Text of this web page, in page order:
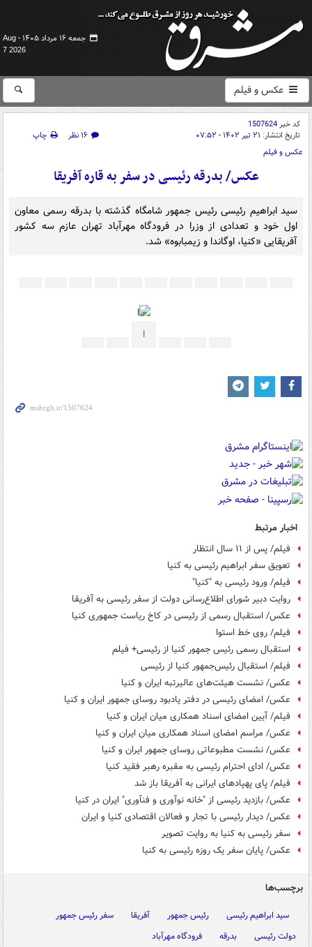
جمعه ۱۶ مرداد ۱۴۰۵ -
Aug
7 2026
عکس و فیلم
کد خبر1507624
تاریخ انتشار: ۲۱ تیر ۱۴۰۲ - ۰۷:۵۲ ۱۶ نظر
چاپ
عکس و فیلم
عکس/ بدرقه رئیسی در سفر به قاره آفریقا
سید ابراهیم رئیسی رئیس جمهور شامگاه گذشته با بدرقه رسمی معاون
اول خود و تعدادی از وزرا در فرودگاه مهرآباد تهران عازم سه کشور
آفریقایی «کنیا، اوگاندا و زیمبابوه» شد.
ا
اخبار مرتبط
فیلم/ پس از ۱۱ سال انتظار
تعویق سفر ابراهیم رئیسی به کنیا
فیلم/ ورود رئیسی به "کنیا"
روایت دبیر شورای اطلاع‌رسانی دولت از سفر رئیسی به آفریقا
عکس/ استقبال رسمی از رئیسی در کاخ ریاست جمهوری کنیا
فیلم/ روی خط استوا
استقبال رسمی رئیس جمهور کنیا از رئیسی+ فیلم
فیلم/ استقبال رئیس‌جمهور کنیا از رئیسی
عکس/ نشست هیئت‌های عالیرتبه ایران و کنیا
عکس/ امضای رئیسی در دفتر یادبود روسای جمهور ایران و کنیا
فیلم/ آیین امضای اسناد همکاری میان ایران و کنیا
عکس/ مراسم امضای اسناد همکاری میان ایران و کنیا
عکس/ نشست مطبوعاتی روسای جمهور ایران و کنیا
عکس/ ادای احترام رئیسی به مقبره رهبر فقید کنیا
فیلم/ پای پهپادهای ایرانی به آفریقا باز شد
عکس/ بازدید رئیسی از "خانه نوآوری و فنآوری" ایران در کنیا
عکس/ دیدار رئیسی با تجار و فعالان اقتصادی کنیا و ایران
سفر رئیسی به کنیا به روایت تصویر
عکس/ پایان سفر یک روزه رئیسی به کنیا
برچسب‌ها
سید ابراهیم رئیسی رئیس جمهور آفریقا
سفر رئیس جمهور
دولت رئیسی
بدرقه فرودگاه مهرآباد